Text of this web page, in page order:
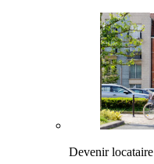
Devenir locataire